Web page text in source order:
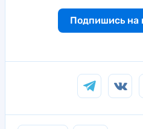
Подпишись на